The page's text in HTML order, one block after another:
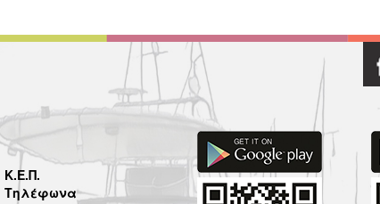
Κ.Ε.Π.
Τηλέφωνα